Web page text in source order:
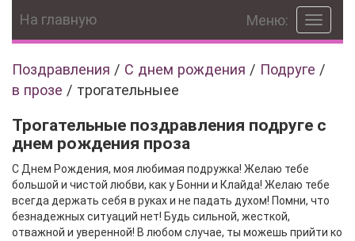
Toggle
На главную Меню:
Поздравления / С днем рождения / Подруге /
в прозе / трогательныее
Трогательные поздравления подруге с
днем рождения проза
С Днем Рождения, моя любимая подружка! Желаю тебе
большой и чистой любви, как у Бонни и Клайда! Желаю тебе
всегда держать себя в руках и не падать духом! Помни, что
безнадежных ситуаций нет! Будь сильной, жесткой,
отважной и уверенной! В любом случае, ты можешь прийти ко